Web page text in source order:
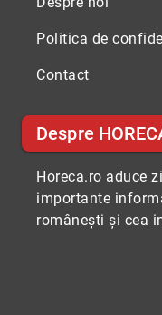
Politica de
Contact
Despre
Horeca.ro aduce
importante
româneşti şi cea